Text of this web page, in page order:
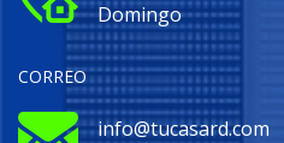
Domingo
CORREO
info@tucasard.com